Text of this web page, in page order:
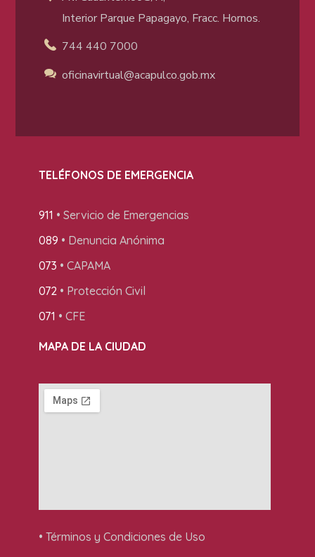
Interior Parque Papagayo, Fracc. Hornos.
744 440 7000
oficinavirtual@acapulco.gob.mx
TELÉFONOS DE EMERGENCIA
911 • Servicio de Emergencias
089 • Denuncia Anónima
073 • CAPAMA
072• Protección Civil
071 • CFE
MAPA DE LA CIUDAD
• Términos y Condiciones de Uso